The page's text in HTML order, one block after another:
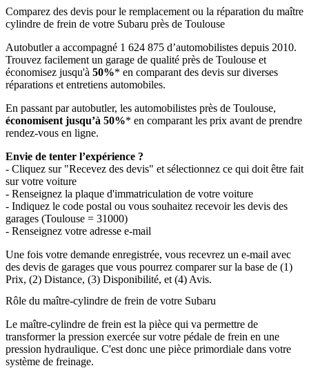
Comparez des devis pour le remplacement ou la réparation du maître
cylindre de frein de votre Subaru près de Toulouse
Autobutler a accompagné 1 624 875 d’automobilistes depuis 2010.
Trouvez facilement un garage de qualité près de Toulouse et
économisez jusqu'à 50%* en comparant des devis sur diverses
réparations et entretiens automobiles.
En passant par autobutler, les automobilistes près de Toulouse,
économisent jusqu’à 50%* en comparant les prix avant de prendre
rendez-vous en ligne.
Envie de tenter l’expérience ?
- Cliquez sur "Recevez des devis" et sélectionnez ce qui doit être fait
sur votre voiture
- Renseignez la plaque d'immatriculation de votre voiture
- Indiquez le code postal ou vous souhaitez recevoir les devis des
garages (Toulouse = 31000)
- Renseignez votre adresse e-mail
Une fois votre demande enregistrée, vous recevrez un e-mail avec
des devis de garages que vous pourrez comparer sur la base de (1)
Prix, (2) Distance, (3) Disponibilité, et (4) Avis.
Rôle du maître-cylindre de frein de votre Subaru
Le maître-cylindre de frein est la pièce qui va permettre de
transformer la pression exercée sur votre pédale de frein en une
pression hydraulique. C'est donc une pièce primordiale dans votre
système de freinage.